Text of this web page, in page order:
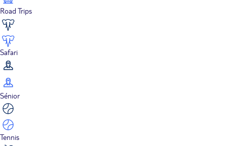
Road Trips
Safari
Sénior
Tennis